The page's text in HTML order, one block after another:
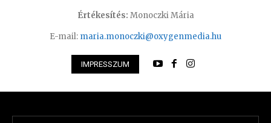
Értékesítés: Monoczki Mária
E-mail: maria.monoczki@oxygenmedia.hu
IMPRESSZUM